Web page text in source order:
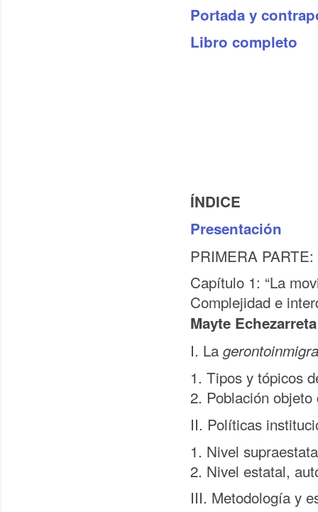
Portada y
Libro completo
ÍNDICE
Presentación
PRIMERA
Capítulo 1: “La
Complejidad e
Mayte
I. La
1. Tipos y tópicos
2. Población objeto
II. Políticas
1. Nivel
2. Nivel estatal,
III. Metodología y